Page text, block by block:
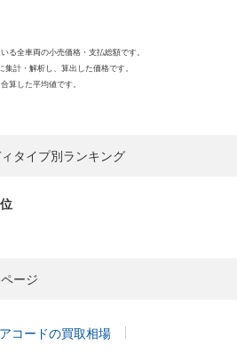
る全車両の小売価格・支払総額です。
計・解析し、算出した価格です。
算した平均値です。
タイプ別ランキング
ージ
アコードの買取相場